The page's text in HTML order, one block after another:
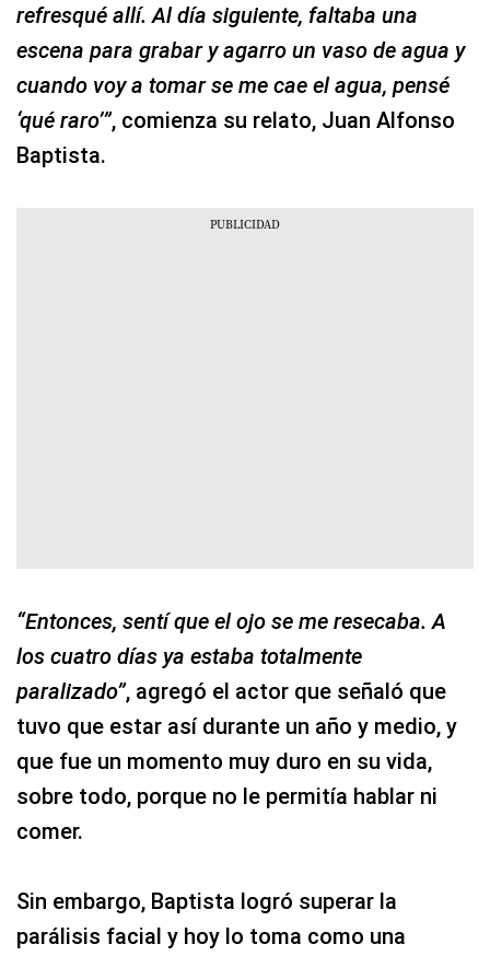
refresqué allí. Al día siguiente, faltaba una
escena para grabar y agarro un vaso de agua y
cuando voy a tomar se me cae el agua, pensé
‘qué raro’”, comienza su relato, Juan Alfonso
Baptista.
“Entonces, sentí que el ojo se me resecaba. A
los cuatro días ya estaba totalmente
paralizado”, agregó el actor que señaló que
tuvo que estar así durante un año y medio, y
que fue un momento muy duro en su vida,
sobre todo, porque no le permitía hablar ni
comer.
Sin embargo, Baptista logró superar la
parálisis facial y hoy lo toma como una